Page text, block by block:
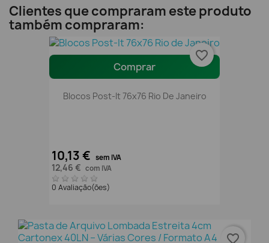
Clientes que compraram este produto
também compraram:
Comprar
Blocos Post-It 76x76 Rio De Janeiro
10,13 € sem IVA
12,46 € com IVA
0 Avaliação(ões)
favorite_border
favorite_border